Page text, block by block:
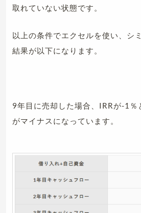
取れていない状態です。
以上の条件でエクセルを使い、シ
結果が以下になります。
9年目に売却した場合、IRRが-1％
がマイナスになっています。